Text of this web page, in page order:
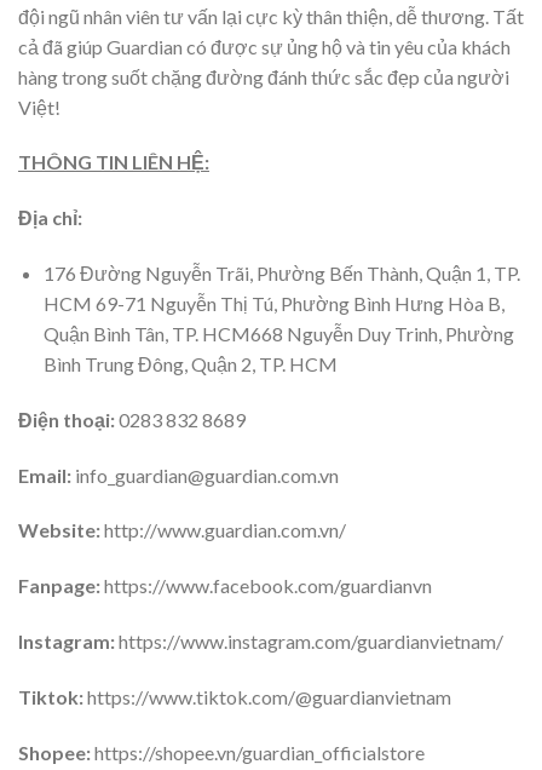
đội ngũ nhân viên tư vấn lại cực kỳ thân thiện, dễ thương. Tất
cả đã giúp Guardian có được sự ủng hộ và tin yêu của khách
hàng trong suốt chặng đường đánh thức sắc đẹp của người
Việt!
THÔNG TIN LIÊN HỆ:
Địa chỉ:
176 Đường Nguyễn Trãi, Phường Bến Thành, Quận 1, TP.
HCM 69-71 Nguyễn Thị Tú, Phường Bình Hưng Hòa B,
Quận Bình Tân, TP. HCM668 Nguyễn Duy Trinh, Phường
Bình Trung Đông, Quận 2, TP. HCM
Điện thoại:0283 832 8689
Email: info_guardian@guardian.com.vn
Website:http://www.guardian.com.vn/
Fanpage:https://www.facebook.com/guardianvn
Instagram:https://www.instagram.com/guardianvietnam/
Tiktok:https://www.tiktok.com/@guardianvietnam
Shopee:https://shopee.vn/guardian_officialstore